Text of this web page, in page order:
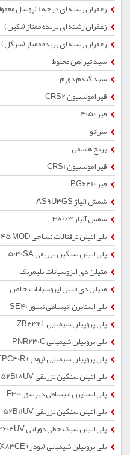
زعفران رشته ای درجه 1 (پوشال معمولی)
زعفران رشته ای بریده ممتاز (نگین)
زعفران رشته ای بریده ممتاز (سرگل)
سبد تیرآهن مخلوط
سبد گندم دورم
قیر امولسیون CRS2
قیر 4050
سراتو
برنج هاشمی
قیر امولسیون CRS1
قیر PG6410
شمش آلیاژ AS9U3GS
شمش آلیاژ 380/3
پلی اتیلن ترفتالات نساجی TG645 MOD
پلی اتیلن سنگین تزریقی 5030SA
متیلن دی ایزوسیانات پلیمریک
متیلن دی فنیل ایزوسیانات خالص
پلی استایرن انبساطی نسوز SE40
پلی پروپیلن شیمیایی ZB432L
پلی پروپیلن شیمیایی PNR230C
پلی پروپیلن شیمیایی (پودر) EPC40R
پلی اتیلن سنگین تزریقی 52B18UV
پلی استایرن انبساطی دیرسوز F300
پلی اتیلن سنگین تزریقی 52B11UV
پلی اتیلن سبک خطی دورانی 32604UV
پلی پروپیلن شیمیایی (پودر) EP2X83CE